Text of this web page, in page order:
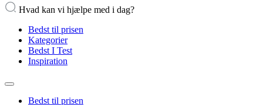
Hvad kan vi hjælpe med i dag?
Bedst til prisen
Kategorier
Bedst I Test
Inspiration
Bedst til prisen